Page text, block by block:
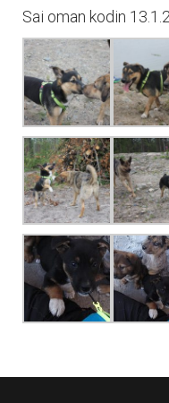
Sai oman kodin